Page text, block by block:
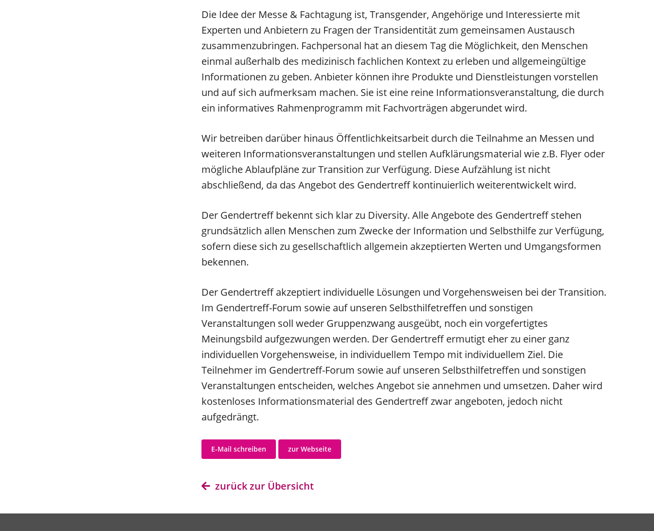
Die Idee der Messe & Fachtagung ist, Transgender, Angehörige und Interessierte mit
Experten und Anbietern zu Fragen der Transidentität zum gemeinsamen Austausch
zusammenzubringen. Fachpersonal hat an diesem Tag die Möglichkeit, den Menschen
einmal außerhalb des medizinisch fachlichen Kontext zu erleben und allgemeingültige
Informationen zu geben. Anbieter können ihre Produkte und Dienstleistungen vorstellen
und auf sich aufmerksam machen. Sie ist eine reine Informationsveranstaltung, die durch
ein informatives Rahmenprogramm mit Fachvorträgen abgerundet wird.
Wir betreiben darüber hinaus Öffentlichkeitsarbeit durch die Teilnahme an Messen und
weiteren Informationsveranstaltungen und stellen Aufklärungsmaterial wie z.B. Flyer oder
mögliche Ablaufpläne zur Transition zur Verfügung. Diese Aufzählung ist nicht
abschließend, da das Angebot des Gendertreff kontinuierlich weiterentwickelt wird.
Der Gendertreff bekennt sich klar zu Diversity. Alle Angebote des Gendertreff stehen
grundsätzlich allen Menschen zum Zwecke der Information und Selbsthilfe zur Verfügung,
sofern diese sich zu gesellschaftlich allgemein akzeptierten Werten und Umgangsformen
bekennen.
Der Gendertreff akzeptiert individuelle Lösungen und Vorgehensweisen bei der Transition.
Im Gendertreff-Forum sowie auf unseren Selbsthilfetreffen und sonstigen
Veranstaltungen soll weder Gruppenzwang ausgeübt, noch ein vorgefertigtes
Meinungsbild aufgezwungen werden. Der Gendertreff ermutigt eher zu einer ganz
individuellen Vorgehensweise, in individuellem Tempo mit individuellem Ziel. Die
Teilnehmer im Gendertreff-Forum sowie auf unseren Selbsthilfetreffen und sonstigen
Veranstaltungen entscheiden, welches Angebot sie annehmen und umsetzen. Daher wird
kostenloses Informationsmaterial des Gendertreff zwar angeboten, jedoch nicht
aufgedrängt.
E-Mail schreiben zur Webseite
zurück zur Übersicht